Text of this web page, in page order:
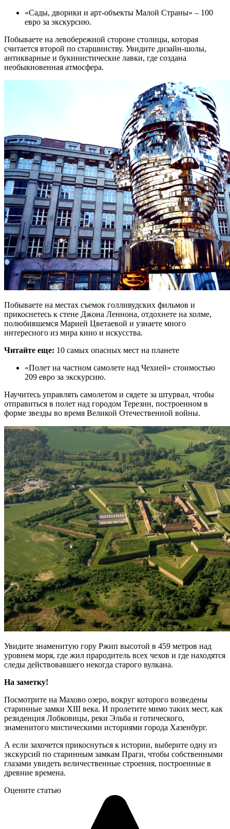
«Сады, дворики и арт-объекты Малой Страны» – 100
евро за экскурсию.
Побываете на левобережной стороне столицы, которая
считается второй по старшинству. Увидите дизайн-шолы,
антикварные и букинистические лавки, где создана
необыкновенная атмосфера.
Побываете на местах съемок голливудских фильмов и
прикоснетесь к стене Джона Леннона, отдохнете на холме,
полюбившемся Марией Цветаевой и узнаете много
интересного из мира кино и искусства.
Читайте еще: 10 самых опасных мест на планете
«Полет на частном самолете над Чехией» стоимостью
209 евро за экскурсию.
Научитесь управлять самолетом и сядете за штурвал, чтобы
отправиться в полет над городом Терезин, построенном в
форме звезды во время Великой Отечественной войны.
Увидите знаменитую гору Ржип высотой в 459 метров над
уровнем моря, где жил прародитель всех чехов и где находятся
следы действовавшего некогда старого вулкана.
На заметку!
Посмотрите на Махово озеро, вокруг которого возведены
старинные замки XIII века. И пролетите мимо таких мест, как
резиденция Лобковицы, реки Эльба и готического,
знаменитого мистическими историями города Хазенбург.
А если захочется прикоснуться к истории, выберите одну из
экскурсий по старинным замкам Праги, чтобы собственными
глазами увидеть величественные строения, построенные в
древние времена.
Оцените статью